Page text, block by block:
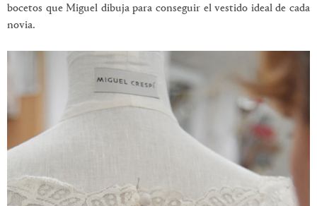
bocetos que Miguel dibuja para conseguir el vestido ideal de cada
novia.